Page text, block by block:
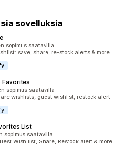
sovelluksia
sopimus saatavilla
save, share, re-stock alerts & more.
Favorites
sopimus saatavilla
wishlists, guest wishlist, restock alert
List
sopimus saatavilla
Wish list, Share, Restock alert & more